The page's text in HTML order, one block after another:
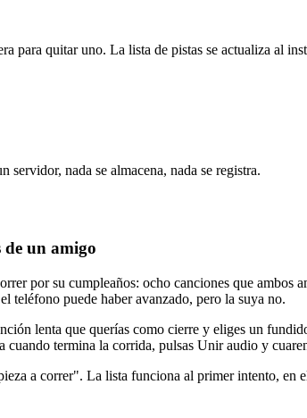
para quitar uno. La lista de pistas se actualiza al
servidor, nada se almacena, nada se registra.
un amigo
por su cumpleaños: ocho canciones que
teléfono puede haber avanzado, pero la suya no.
lenta que querías como cierre y eliges un
termina la corrida, pulsas Unir audio y
a correr". La lista funciona al primer intento, en